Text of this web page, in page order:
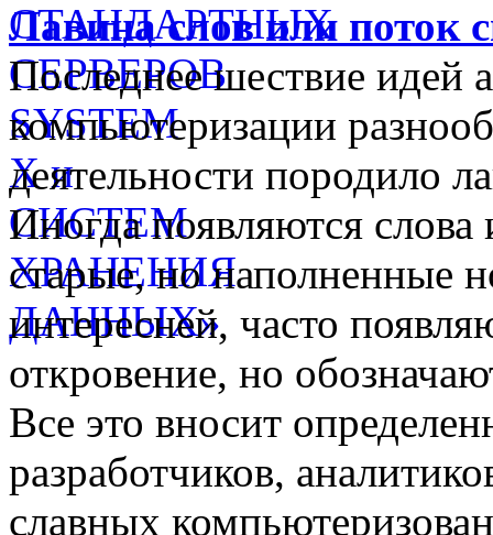
Лавина слов или поток
Последнее шествие идей
компьютеризации
деятельности породило
Иногда появляются
старые, но наполненные
интересней, часто
откровение, но
Все это вносит
разработчиков,
славных